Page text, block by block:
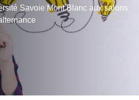
Savoie Mont Blanc aux salons